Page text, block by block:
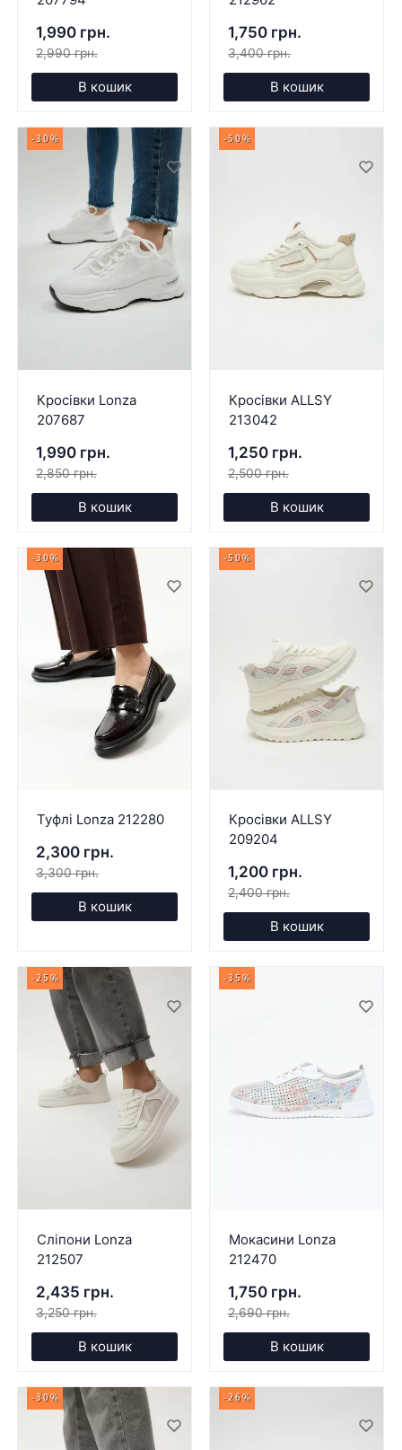
1,990 грн.
2,990 грн.
В кошик
1,750 грн.
3,400 грн.
В кошик
-30%
Кросівки Lonza
207687
1,990 грн.
2,850 грн.
В кошик
-50%
Кросівки ALLSY
213042
1,250 грн.
2,500 грн.
В кошик
-30%
Туфлі Lonza 212280
2,300 грн.
3,300 грн.
В кошик
-50%
Кросівки ALLSY
209204
1,200 грн.
2,400 грн.
В кошик
-25%
Сліпони Lonza
212507
2,435 грн.
3,250 грн.
В кошик
-35%
Мокасини Lonza
212470
1,750 грн.
2,690 грн.
В кошик
-30% -26%